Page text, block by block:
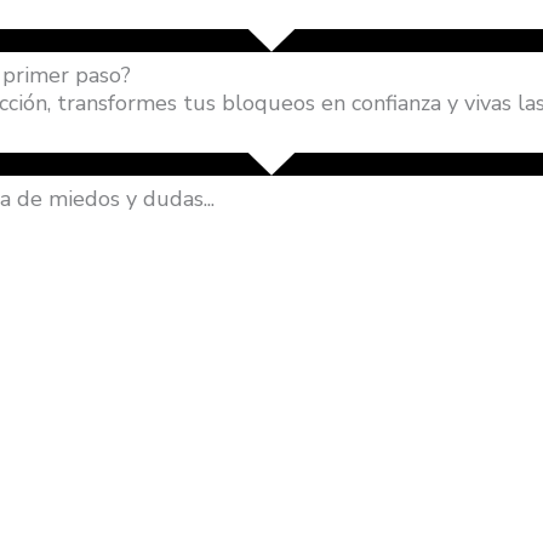
paso?
transformes tus bloqueos en confianza y vivas
de miedos y dudas...